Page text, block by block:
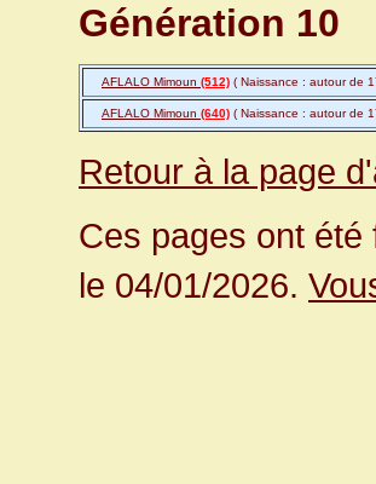
Génération 10
AFLALO Mimoun (512) ( Naissance : autour de
AFLALO Mimoun (640) ( Naissance : autour de
Retour à la page
Ces pages ont
le 04/01/2026.